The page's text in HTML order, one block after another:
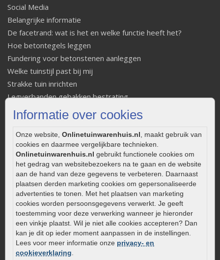
Informatie over cookies
Onze website, Onlinetuinwarenhuis.nl, maakt gebruik van
cookies en daarmee vergelijkbare technieken.
Onlinetuinwarenhuis.nl gebruikt functionele cookies om
het gedrag van websitebezoekers na te gaan en de website
aan de hand van deze gegevens te verbeteren. Daarnaast
plaatsen derden marketing cookies om gepersonaliseerde
advertenties te tonen. Met het plaatsen van marketing
cookies worden persoonsgegevens verwerkt. Je geeft
toestemming voor deze verwerking wanneer je hieronder
een vinkje plaatst. Wil je niet alle cookies accepteren? Dan
kan je dit op ieder moment aanpassen in de instellingen.
Lees voor meer informatie onze privacy- en
cookieverklaring.
Social Media
Belangrijke informatie
De facetrand: wat is het en welke functie heeft het?
Hoe betontegels leggen
Fundering voor betonstenen aanleggen
Welke tuinstijl past bij mij
Strakke tuin inrichten
Legverbanden gebakken bestrating
Onderhoud van gebakken bestrating
Aanlegtips voor gebakken bestrating
Zelf een terras aanleggen
Kleine stadstuin inrichten
0320 – 219170
Kaapstanderweg 41
8243 RB Lelystad
info@onlinetuinwarenhuis.nl
Routebeschrijving
Openingstijden
Maandag